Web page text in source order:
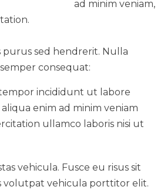
ad minim veniam,
purus sed hendrerit. Nulla
consequat:
incididunt ut labore
enim ad minim veniam
ullamco laboris nisi ut
vehicula. Fusce eu risus sit
volutpat vehicula porttitor elit.